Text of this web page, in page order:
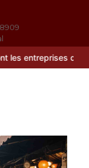
bon de l’excellent
de
mieux
?